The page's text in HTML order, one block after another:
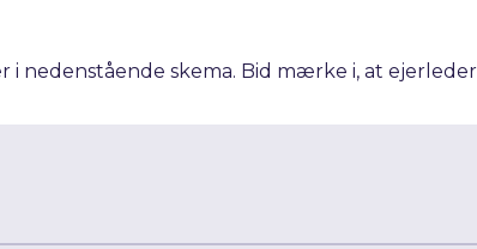
i nedenstående skema. Bid mærke i, at